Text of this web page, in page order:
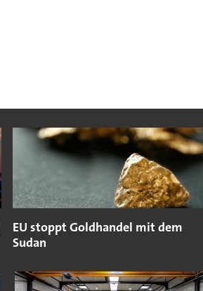
EU stoppt Goldhandel mit dem
Sudan